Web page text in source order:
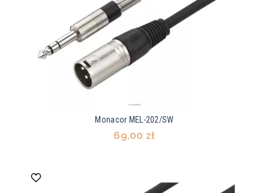
Monacor MEL-202/SW
69,00 zł